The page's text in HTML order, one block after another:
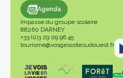
Agenda
Impasse du groupe scolaire
88260 DARNEY
+33 (0)3 29 09 96 45
tourisme@vosgescotesudouest.fr